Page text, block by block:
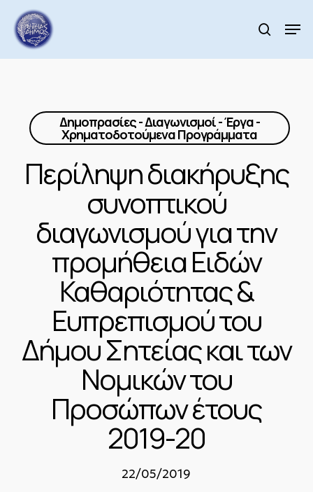
main
content
search
Δημοπρασίες - Διαγωνισμοί - Έργα -
Χρηματοδοτούμενα Προγράμματα
Περίληψη διακήρυξης
συνοπτικού
διαγωνισμού για την
προμήθεια Ειδών
Καθαριότητας &
Ευπρεπισμού του
Δήμου Σητείας και των
Νομικών του
Προσώπων έτους
2019-20
22/05/2019
Menu